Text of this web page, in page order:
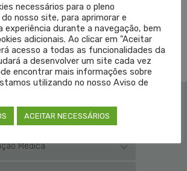
,COVID-19,TERAPIA INTENSIVA ,UTI
Médica
necessários para o pleno
nosso site, para aprimorar e
experiência durante a navegação, bem
adicionais. Ao clicar em "Aceitar
acesso a todas as funcionalidades da
a desenvolver um site cada vez
encontrar mais informações sobre
utilizando no nosso Aviso de
ACEITAR NECESSÁRIOS